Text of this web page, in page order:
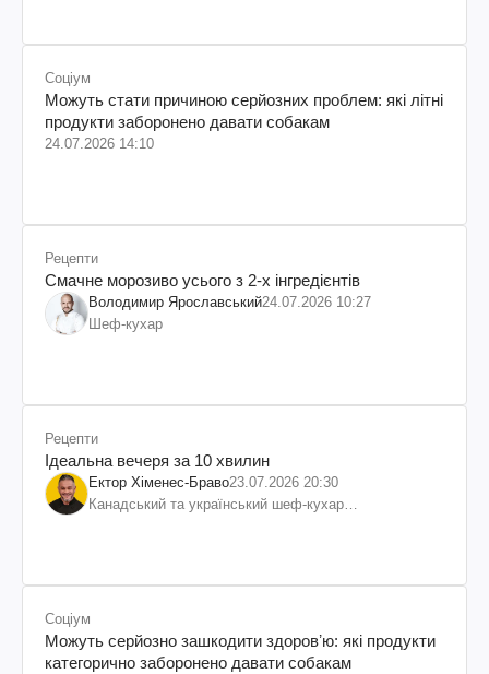
Соціум
Можуть стати причиною серйозних проблем: які літні
продукти заборонено давати собакам
24.07.2026 14:10
Рецепти
Смачне морозиво усього з 2-х інгредієнтів
Володимир Ярославський24.07.2026 10:27
Шеф-кухар
Рецепти
Ідеальна вечеря за 10 хвилин
Ектор Хіменес-Браво23.07.2026 20:30
Канадський та український шеф-кухар
Соціум
Можуть серйозно зашкодити здоровʼю: які продукти
категорично заборонено давати собакам